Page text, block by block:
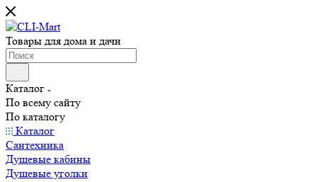
Товары для дома и дачи
Каталог
По всему сайту
По каталогу
Каталог
Сантехника
Душевые кабины
Душевые уголки